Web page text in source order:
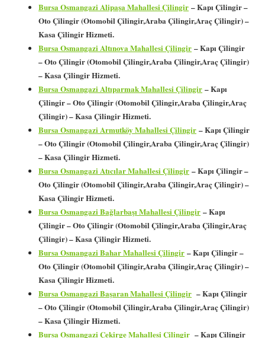
Bursa Osmangazi Alipaşa Mahallesi Çilingir – Kapı Çilingir –
Oto Çilingir (Otomobil Çilingir,Araba Çilingir,Araç Çilingir) –
Kasa Çilingir Hizmeti.
Bursa Osmangazi Altınova Mahallesi Çilingir – Kapı Çilingir
– Oto Çilingir (Otomobil Çilingir,Araba Çilingir,Araç Çilingir)
– Kasa Çilingir Hizmeti.
Bursa Osmangazi Altıparmak Mahallesi Çilingir – Kapı
Çilingir – Oto Çilingir (Otomobil Çilingir,Araba Çilingir,Araç
Çilingir) – Kasa Çilingir Hizmeti.
Bursa Osmangazi Armutköy Mahallesi Çilingir – Kapı Çilingir
– Oto Çilingir (Otomobil Çilingir,Araba Çilingir,Araç Çilingir)
– Kasa Çilingir Hizmeti.
Bursa Osmangazi Atıcılar Mahallesi Çilingir – Kapı Çilingir –
Oto Çilingir (Otomobil Çilingir,Araba Çilingir,Araç Çilingir) –
Kasa Çilingir Hizmeti.
Bursa Osmangazi Bağlarbaşı Mahallesi Çilingir – Kapı
Çilingir – Oto Çilingir (Otomobil Çilingir,Araba Çilingir,Araç
Çilingir) – Kasa Çilingir Hizmeti.
Bursa Osmangazi Bahar Mahallesi Çilingir – Kapı Çilingir –
Oto Çilingir (Otomobil Çilingir,Araba Çilingir,Araç Çilingir) –
Kasa Çilingir Hizmeti.
Bursa Osmangazi Başaran Mahallesi Çilingir – Kapı Çilingir
– Oto Çilingir (Otomobil Çilingir,Araba Çilingir,Araç Çilingir)
– Kasa Çilingir Hizmeti.
Bursa Osmangazi Çekirge Mahallesi Çilingir – Kapı Çilingir